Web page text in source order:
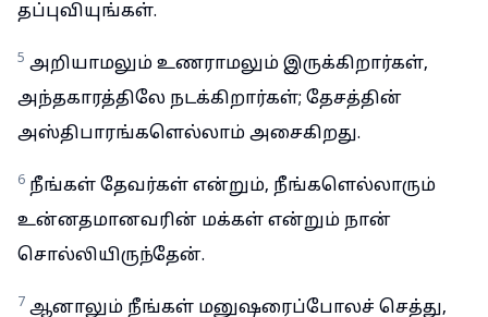
தப்புவியுங்கள்.
5 அறியாமலும் உணராமலும் இருக்கிறார்கள்,
அந்தகாரத்திலே நடக்கிறார்கள்; தேசத்தின்
அஸ்திபாரங்களெல்லாம் அசைகிறது.
6 நீங்கள் தேவர்கள் என்றும், நீங்களெல்லாரும்
உன்னதமானவரின் மக்கள் என்றும் நான்
சொல்லியிருந்தேன்.
7 ஆனாலும் நீங்கள் மனுஷரைப்போலச் செத்து,